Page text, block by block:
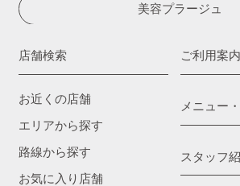
美容プラージュ
店舗検索
お近くの店舗
エリアから探す
路線から探す
お気に入り店舗
ご利用案内
メニュー
スタッフ